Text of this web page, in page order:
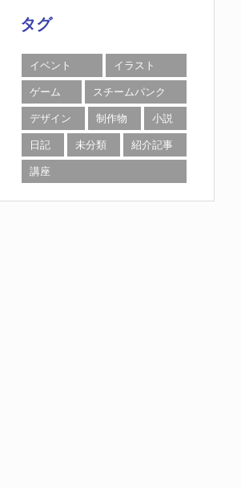
ブ
タグ
イベント
イラスト
ゲーム
スチームパンク
デザイン
制作物
小説
日記
未分類
紹介記事
講座